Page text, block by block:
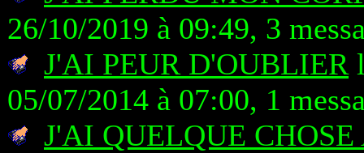
26/10/2019 à 09:49, 3
J'AI PEUR D'OUBLIER
05/07/2014 à 07:00, 1
J'AI QUELQUE